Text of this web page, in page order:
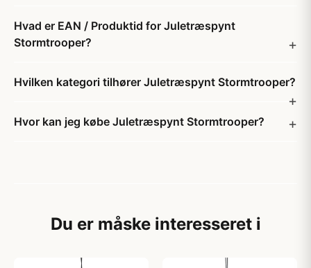
Hvad er EAN / Produktid for Juletræspynt
Stormtrooper?
Hvilken kategori tilhører Juletræspynt Stormtrooper?
Hvor kan jeg købe Juletræspynt Stormtrooper?
Du er måske interesseret i